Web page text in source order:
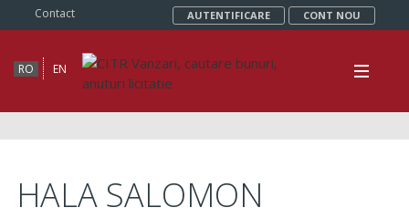
Contact AUTENTIFICARE CONT NOU
RO EN
HALA SALOMON